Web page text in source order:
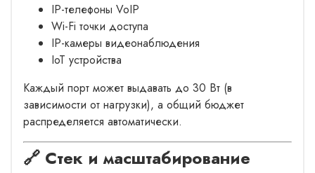
IP-телефоны VoIP
Wi-Fi точки доступа
IP-камеры видеонаблюдения
IoT устройства
Каждый порт может выдавать до 30 Вт (в
зависимости от нагрузки), а общий бюджет
распределяется автоматически.
🔗 Стек и масштабирование